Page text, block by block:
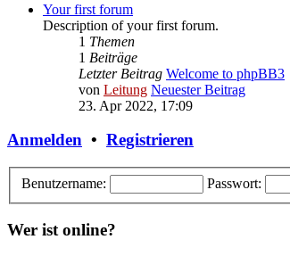
Your first forum
Description of your first forum.
1 Themen
1 Beiträge
Letzter Beitrag Welcome to phpBB3
von Leitung Neuester Beitrag
23. Apr 2022, 17:09
Anmelden • Registrieren
Benutzername: Passwort:
Wer ist online?